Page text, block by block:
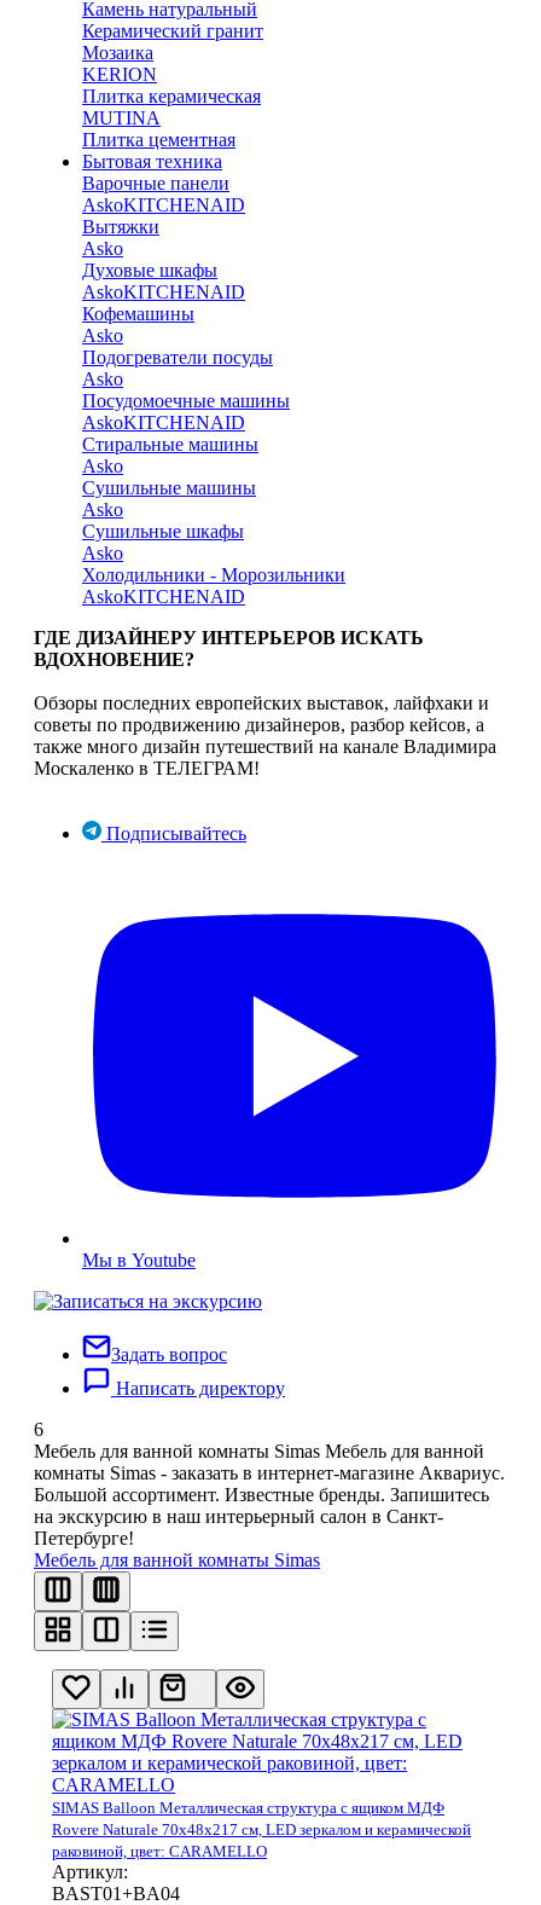
Камень натуральный
Керамический гранит
Мозаика
KERION
Плитка керамическая
MUTINA
Плитка цементная
Бытовая техника
Варочные панели
AskoKITCHENAID
Вытяжки
Asko
Духовые шкафы
AskoKITCHENAID
Кофемашины
Asko
Подогреватели посуды
Asko
Посудомоечные машины
AskoKITCHENAID
Стиральные машины
Asko
Сушильные машины
Asko
Сушильные шкафы
Asko
Холодильники - Морозильники
AskoKITCHENAID
ГДЕ ДИЗАЙНЕРУ ИНТЕРЬЕРОВ ИСКАТЬ
ВДОХНОВЕНИЕ?
Обзоры последних европейских выставок, лайфхаки и
советы по продвижению дизайнеров, разбор кейсов, а
также много дизайн путешествий на канале Владимира
Москаленко в ТЕЛЕГРАМ!
Подписывайтесь
Мы в Youtube
Задать вопрос
Написать директору
6
Мебель для ванной комнаты Simas Мебель для ванной
комнаты Simas - заказать в интернет-магазине Аквариус.
Большой ассортимент. Известные бренды. Запишитесь
на экскурсию в наш интерьерный салон в Санкт-
Петербурге!
Мебель для ванной комнаты Simas
SIMAS Balloon Металлическая структура с ящиком МДФ
Rovere Naturale 70х48х217 см, LED зеркалом и керамической
раковиной, цвет: CARAMELLO
Артикул:
BAST01+BA04